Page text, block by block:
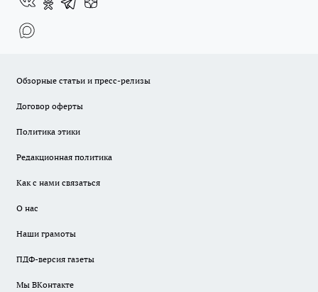
Обзорные статьи и пресс-релизы
Договор оферты
Политика этики
Редакционная политика
Как с нами связаться
О нас
Наши грамоты
ПДФ-версия газеты
Мы ВКонтакте